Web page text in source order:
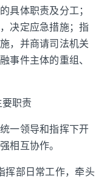
具体职责及分工；
决定应急措施；指
，并商请司法机关
事件主体的重组、
职责
一领导和指挥下开
相互协作。
挥部日常工作，牵头